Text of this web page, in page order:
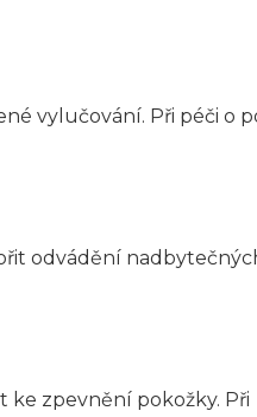
vylučování. Při péči o
odvádění
ke zpevnění pokožky. Při